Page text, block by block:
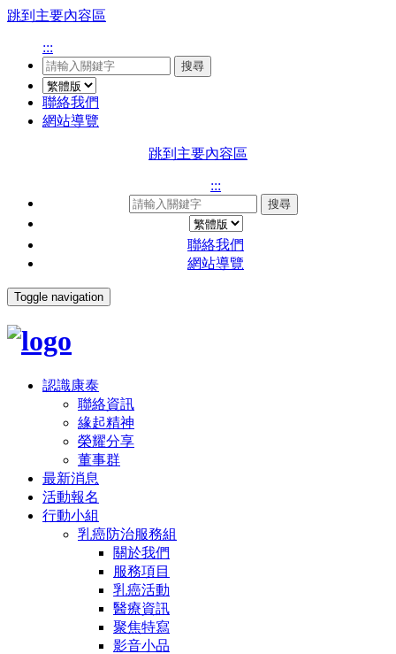
跳到主要內容區
:::
搜尋
聯絡我們
網站導覽
跳到主要內容區
:::
搜尋
聯絡我們
網站導覽
Toggle navigation
認識康泰
聯絡資訊
緣起精神
榮耀分享
董事群
最新消息
活動報名
行動小組
乳癌防治服務組
關於我們
服務項目
乳癌活動
醫療資訊
聚焦特寫
影音小品